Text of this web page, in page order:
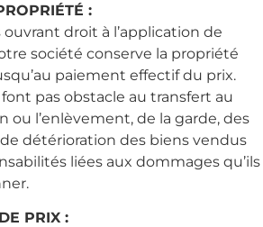
:
droit à l’application de
société conserve la propriété
paiement effectif du prix.
pas obstacle au transfert au
ou l’enlèvement, de la garde, des
détérioration des biens vendus
liées aux dommages qu’ils
PRIX :